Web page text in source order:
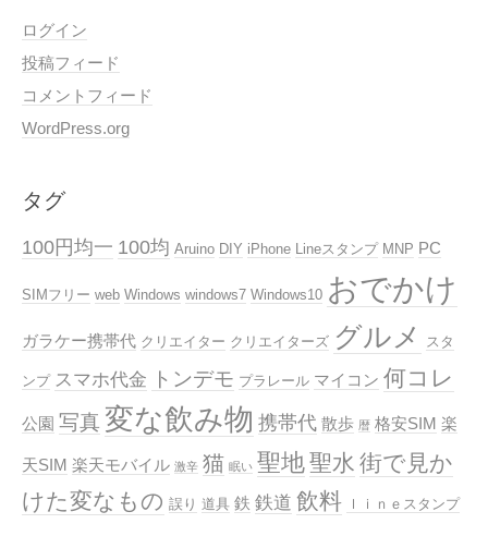
ログイン
投稿フィード
コメントフィード
WordPress.org
タグ
100円均一 100均 Aruino DIY iPhone Lineスタンプ MNP PC
SIMフリー web Windows windows7 Windows10 おでかけ
ガラケー携帯代 クリエイター クリエイターズ グルメ スタ
ンプ スマホ代金 トンデモ プラレール マイコン 何コレ
公園 写真 変な飲み物 携帯代 散歩 暦 格安SIM 楽
天SIM 楽天モバイル 激辛 猫 眠い 聖地聖水 街で見か
けた変なもの 誤り 道具 鉄 鉄道 飲料 ｌｉｎｅスタンプ